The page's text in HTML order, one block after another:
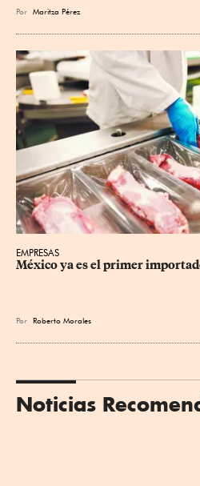
Por Maritza Pérez
EMPRESAS
México ya es el primer
Por Roberto Morales
Noticias